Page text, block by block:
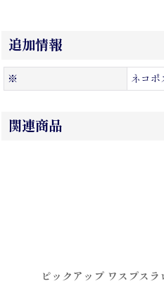
追加情報
※ ネコポ
関連商品
ピックアップ ワスプス